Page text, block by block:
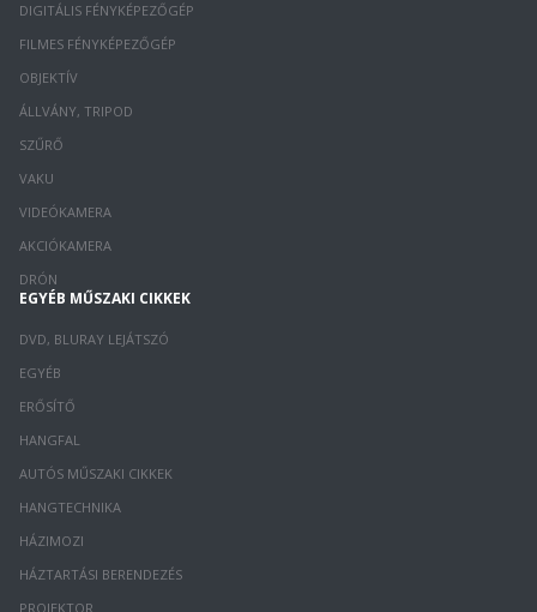
DIGITÁLIS FÉNYKÉPEZŐGÉP
FILMES FÉNYKÉPEZŐGÉP
OBJEKTÍV
ÁLLVÁNY, TRIPOD
SZŰRŐ
VAKU
VIDEÓKAMERA
AKCIÓKAMERA
DRÓN
EGYÉB MŰSZAKI CIKKEK
DVD, BLURAY LEJÁTSZÓ
EGYÉB
ERŐSÍTŐ
HANGFAL
AUTÓS MŰSZAKI CIKKEK
HANGTECHNIKA
HÁZIMOZI
HÁZTARTÁSI BERENDEZÉS
PROJEKTOR